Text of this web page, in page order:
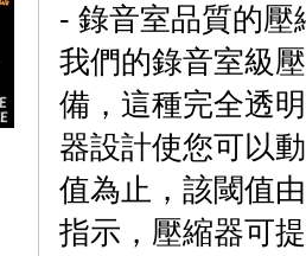
- 錄音室品質的
我們的錄音室級
備，這種完全透
器設計使您可以
值為止，該閾值
指示，壓縮器可